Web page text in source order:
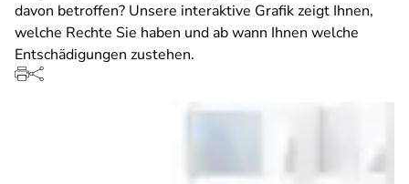
davon betroffen? Unsere interaktive Grafik zeigt Ihnen,
welche Rechte Sie haben und ab wann Ihnen welche
Entschädigungen zustehen.